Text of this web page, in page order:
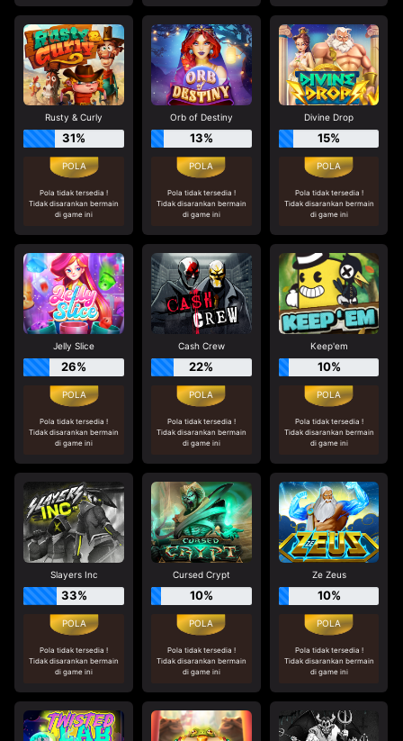
Rusty & Curly
31%
Pola tidak tersedia !
Tidak disarankan bermain
di game ini
Orb of Destiny
13%
Pola tidak tersedia !
Tidak disarankan bermain
di game ini
Divine Drop
15%
Pola tidak tersedia !
Tidak disarankan bermain
di game ini
Jelly Slice
26%
Pola tidak tersedia !
Tidak disarankan bermain
di game ini
Cash Crew
22%
Pola tidak tersedia !
Tidak disarankan bermain
di game ini
Keep'em
10%
Pola tidak tersedia !
Tidak disarankan bermain
di game ini
Slayers Inc
33%
Pola tidak tersedia !
Tidak disarankan bermain
di game ini
Cursed Crypt
10%
Pola tidak tersedia !
Tidak disarankan bermain
di game ini
Ze Zeus
10%
Pola tidak tersedia !
Tidak disarankan bermain
di game ini